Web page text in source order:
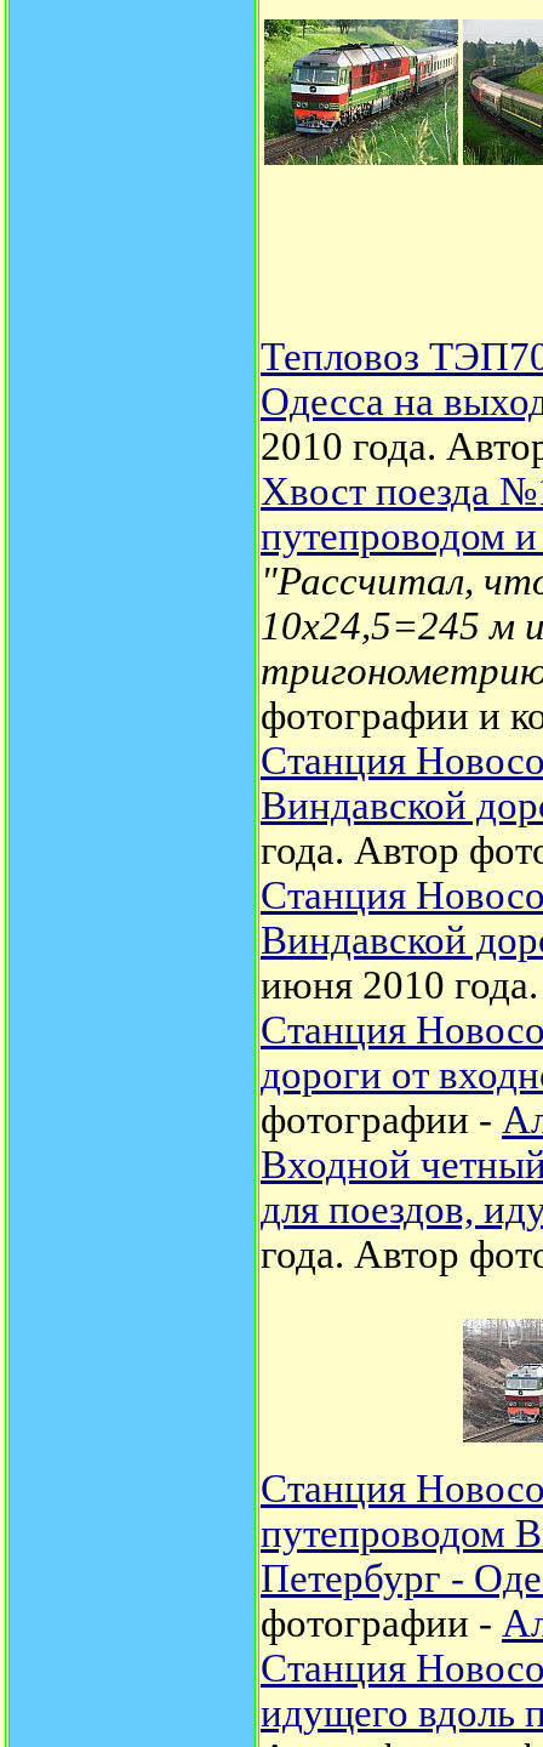
Тепловоз
Одесса на
2010 года.
Хвост поезда
путепроводом
"Рассчитал,
10х24,5=245 м
фотографии и
Станция
Виндавской
года. Автор
Станция
Виндавской
июня 2010
Станция
дороги от
фотографии -
Входной
для поездов,
года. Автор
Станция
путепроводом
Петербург -
фотографии -
Станция
идущего вдоль